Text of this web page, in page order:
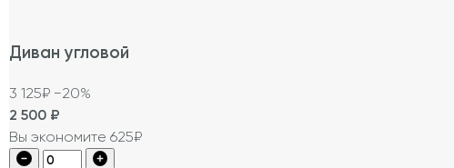
Диван угловой
3 125₽ −20%
2 500 ₽
Вы экономите 625₽